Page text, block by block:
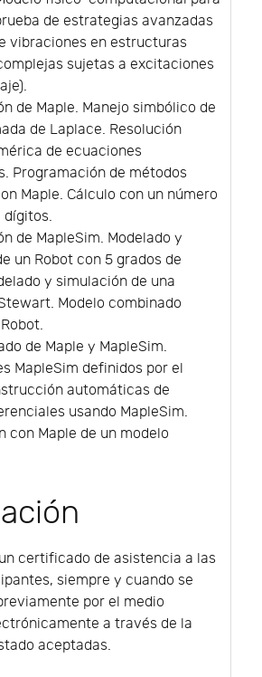
de estrategias avanzadas
vibraciones en estructuras
sujetas a excitaciones
de Maple. Manejo simbólico de
de Laplace. Resolución
de ecuaciones
Programación de métodos
Maple. Cálculo con un número
dígitos.
de MapleSim. Modelado y
un Robot con 5 grados de
y simulación de una
Modelo combinado
de Maple y MapleSim.
MapleSim definidos por el
automáticas de
usando MapleSim.
con Maple de un modelo
certificado de asistencia a las
siempre y cuando se
por el medio
a través de la
aceptadas.